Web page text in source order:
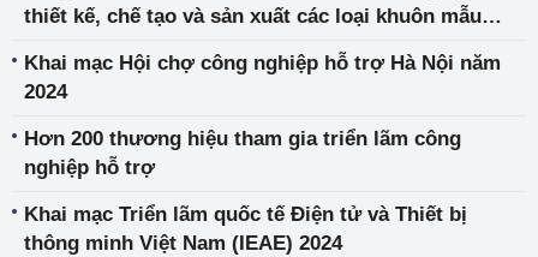
thiết kế, chế tạo và sản xuất các loại khuôn mẫu
Khai mạc Hội chợ công nghiệp hỗ trợ Hà Nội năm
2024
Hơn 200 thương hiệu tham gia triển lãm công
nghiệp hỗ trợ
Khai mạc Triển lãm quốc tế Điện tử và Thiết bị
thông minh Việt Nam (IEAE) 2024